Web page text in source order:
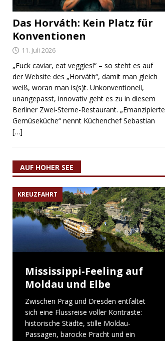
Das Horváth: Kein Platz für
Konventionen
11. Juli 2026
„Fuck caviar, eat veggies!“ – so steht es auf
der Website des „Horváth“, damit man gleich
weiß, woran man is(s)t. Unkonventionell,
unangepasst, innovativ geht es zu in diesem
Berliner Zwei-Sterne-Restaurant. „Emanzipierte
Gemüseküche“ nennt Küchenchef Sebastian
[…]
AUF HOHER SEE
KREUZFAHRT
Mississippi-Feeling auf
Moldau und Elbe
Zwischen Prag und Dresden entfaltet
sich eine Flussreise voller Kontraste:
historische Städte, stille Moldau-
Passagen, barocke Pracht und ein